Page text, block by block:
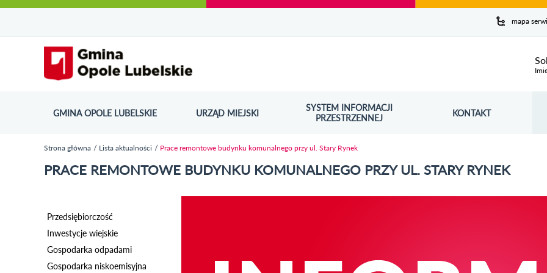
do
strony
do
menu
wyszukiwarki
ścieżki
nawigacyjnej
kategorii
aktualności
do
kalendarza
wydarzeń
do
galerii
do
stopki
mapa
GMINA OPOLE LUBELSKIE URZĄD MIEJSKI
SYSTEM INFORMACJI
PRZESTRZENNEJ
ODNOŚNIK OTWORZY SIĘ W NOWYM OKNIE KONTAKT
Strona główna Lista aktualności Prace remontowe budynku komunalnego przy ul. Stary Rynek
PRACE REMONTOWE BUDYNKU KOMUNALNEGO PRZY UL. STARY RYNEK
Przedsiębiorczość
Inwestycje wiejskie
Gospodarka odpadami
Gospodarka niskoemisyjna